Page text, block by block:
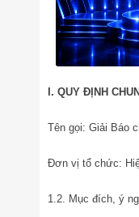
I. QUY ĐỊNH
Tên gọi: Giải Báo
Đơn vị tổ chức:
1.2. Mục đích, ý